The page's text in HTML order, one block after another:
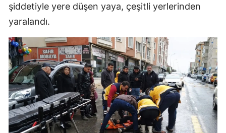
şiddetiyle yere düşen yaya, çeşitli yerlerinden
yaralandı.